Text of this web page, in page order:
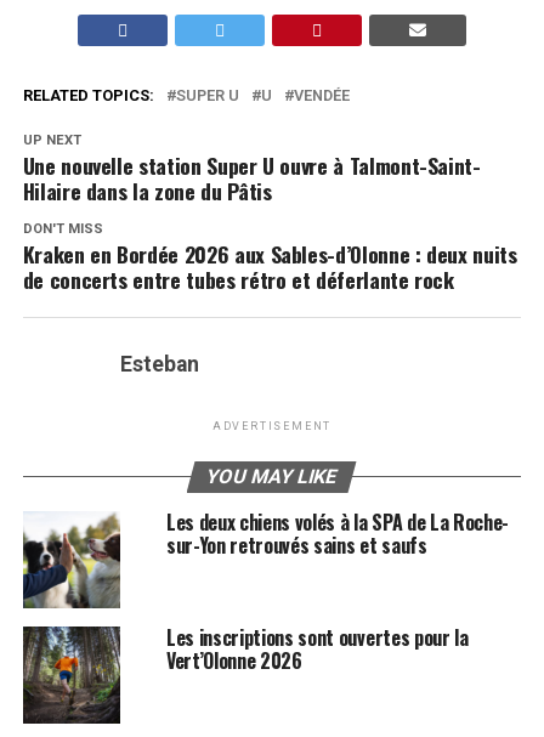
RELATED TOPICS: SUPER U U VENDÉE
UP NEXT
Une nouvelle station Super U ouvre à Talmont-Saint-
Hilaire dans la zone du Pâtis
DON'T MISS
Kraken en Bordée 2026 aux Sables-d’Olonne : deux nuits
de concerts entre tubes rétro et déferlante rock
Esteban
ADVERTISEMENT
YOU MAY LIKE
Les deux chiens volés à la SPA de La Roche-
sur-Yon retrouvés sains et saufs
Les inscriptions sont ouvertes pour la
Vert’Olonne 2026